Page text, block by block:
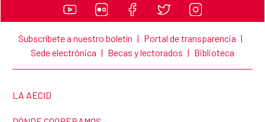
Subscríbete a nuestro boletín | Portal de transparencia |
Sede electrónica | Becas y lectorados | Biblioteca
ENLACE A LA PÁGINA:
LA AECID